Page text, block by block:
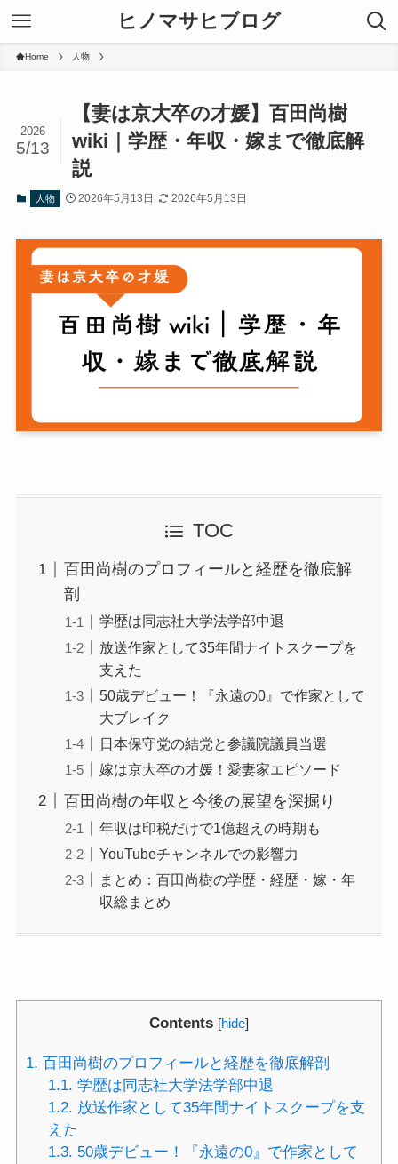
ヒノマサヒブログ
Home 人物
【妻は京大卒の才媛】百田尚樹
wiki｜学歴・年収・嫁まで徹底解
説
2026
5/13
人物 2026年5月13日 2026年5月13日
TOC
百田尚樹のプロフィールと経歴を徹底解
剖
学歴は同志社大学法学部中退
放送作家として35年間ナイトスクープを
支えた
50歳デビュー！『永遠の0』で作家として
大ブレイク
日本保守党の結党と参議院議員当選
嫁は京大卒の才媛！愛妻家エピソード
百田尚樹の年収と今後の展望を深掘り
年収は印税だけで1億超えの時期も
YouTubeチャンネルでの影響力
まとめ：百田尚樹の学歴・経歴・嫁・年
収総まとめ
Contents [hide]
1. 百田尚樹のプロフィールと経歴を徹底解剖
1.1. 学歴は同志社大学法学部中退
1.2. 放送作家として35年間ナイトスクープを支
えた
1.3. 50歳デビュー！『永遠の0』で作家として